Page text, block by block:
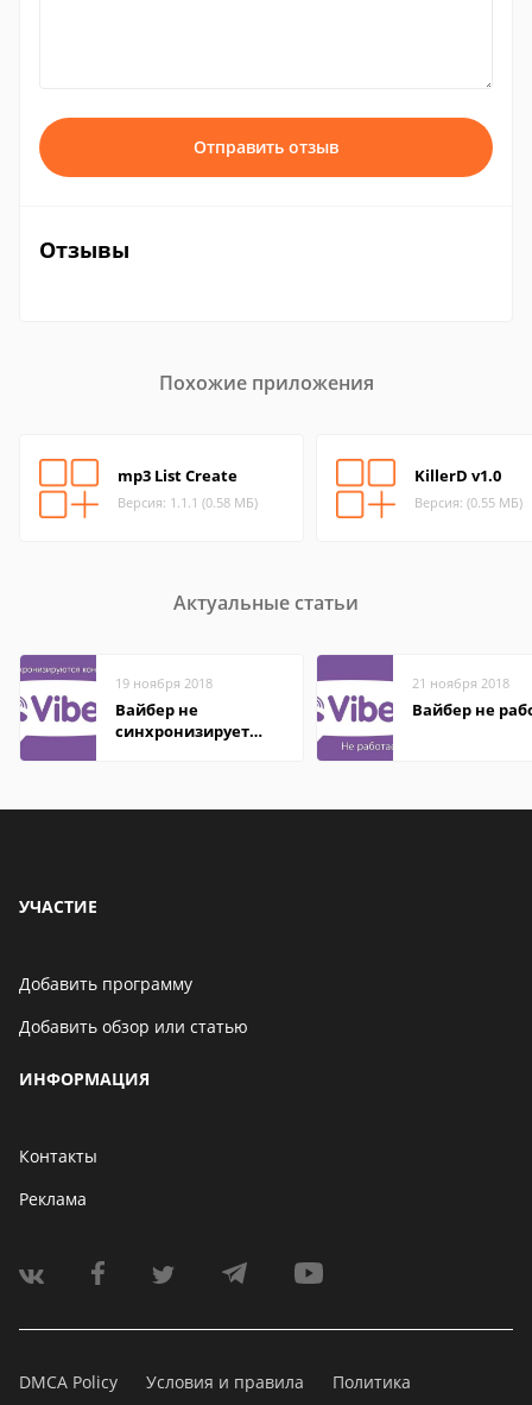
Отправить отзыв
Отзывы
Похожие приложения
mp3 List Create
Версия: 1.1.1 (0.58 МБ)
KillerD v1.0
Версия: (0.55 МБ)
Актуальные статьи
19 ноября 2018
Вайбер не
синхронизирует
21 ноября 2018
Вайбер не
УЧАСТИЕ
Добавить программу
Добавить обзор или статью
ИНФОРМАЦИЯ
Контакты
Реклама
DMCA Policy Условия и правила
Политика